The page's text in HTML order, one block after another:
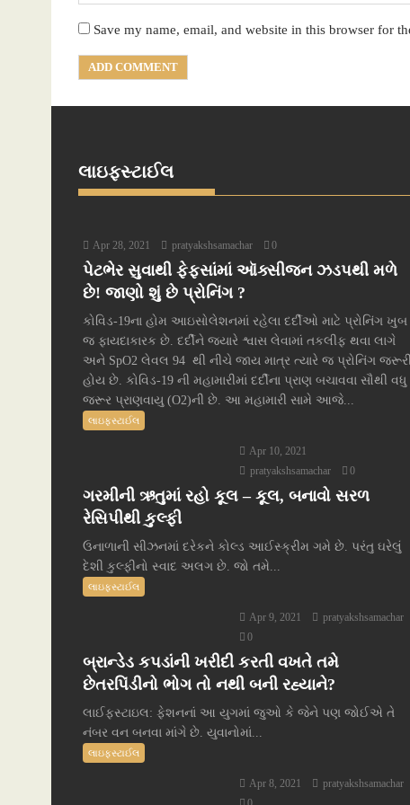
Save my name, email, and website in this browser for
લાઇફસ્ટાઈલ
Apr 28, 2021 pratyakshsamachar 0
પેટભેર સુવાથી ફેફસાંમાં ઑક્સીજન ઝડપથી મળે
છે! જાણો શું છે પ્રોનિંગ ?
કોવિડ-19ના હોમ આઇસોલેશનમાં રહેલા દર્દીઓ માટે પ્રોનિંગ ખુબ
જ ફાયદાકારક છે. દર્દીને જ્યારે શ્વાસ લેવામાં તકલીફ થવા લાગે
અને SpO2 લેવલ 94 થી નીચે જાય માત્ર ત્યારે જ પ્રોનિંગ જરૂરી
હોય છે. કોવિડ-19 ની મહામારીમાં દર્દીના પ્રાણ બચાવવા સૌથી વધુ
જરૂર પ્રાણવાયુ (O2)ની છે. આ મહામારી સામે આજે...
લાઇફસ્ટાઈલ
Apr 10, 2021
pratyakshsamachar
0
ગરમીની ઋતુમાં રહો કૂલ – કૂલ, બનાવો સરળ
રેસિપીથી કુલ્ફી
ઉનાળાની સીઝનમાં દરેકને કોલ્ડ આઈસ્ક્રીમ ગમે છે. પરંતુ ઘરેલું
દેશી કુલ્ફીનો સ્વાદ અલગ છે. જો તમે...
લાઇફસ્ટાઈલ
Apr 9, 2021
pratyakshsamachar
0
બ્રાન્ડેડ કપડાંની ખરીદી કરતી વખતે તમે
છેતરપિંડીનો ભોગ તો નથી બની રહ્યાને?
લાઈફસ્ટાઇલ: ફેશનનાં આ યુગમાં જુઓ કે જેને પણ જોઈએ તે
નંબર વન બનવા માંગે છે. યુવાનોમાં...
લાઇફસ્ટાઈલ
Apr 8, 2021
pratyakshsamachar